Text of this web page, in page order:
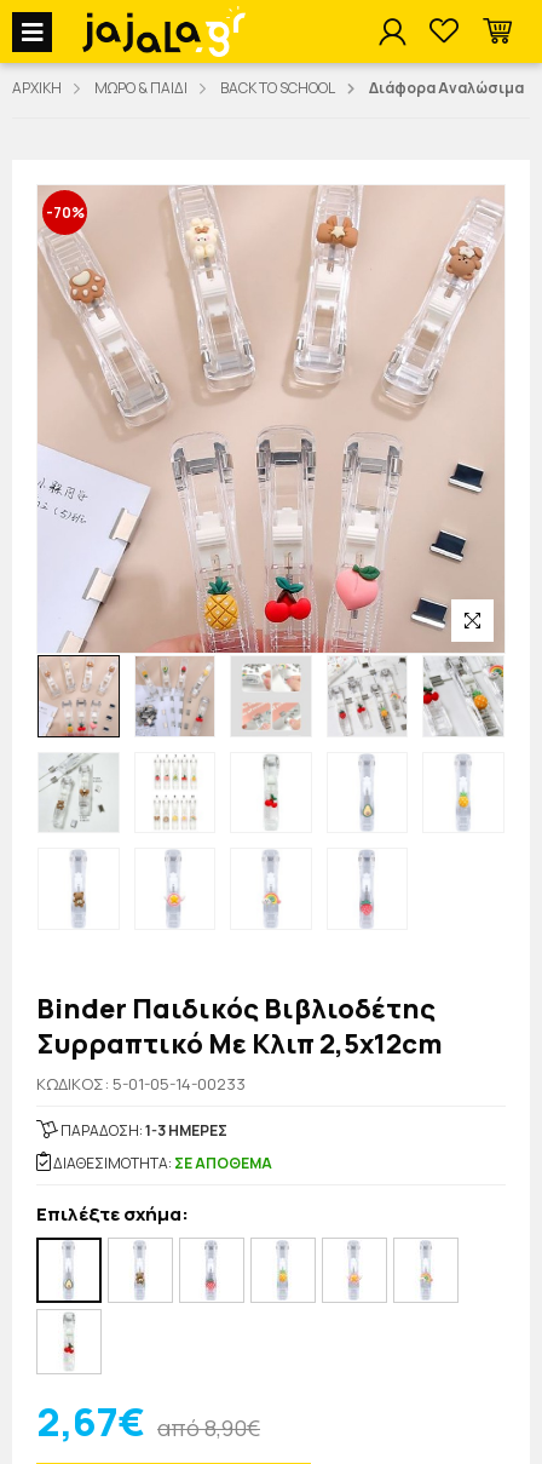
jajala Menu
ΑΡΧΙΚΗ ΜΩΡΟ & ΠΑΙΔΙ BACK TO SCHOOL Διάφορα Αναλώσιμα
-70%
Binder Παιδικός Βιβλιοδέτης
Συρραπτικό Με Κλιπ 2,5x12cm
KΩΔΙΚΟΣ: 5-01-05-14-00233
ΠΑΡΑΔΟΣΗ:1-3 ΗΜΕΡΕΣ
ΔΙΑΘΕΣΙΜΟΤΗΤΑ: ΣΕ ΑΠΟΘΕΜΑ
Επιλέξτε σχήμα:
2,67€ από 8,90€